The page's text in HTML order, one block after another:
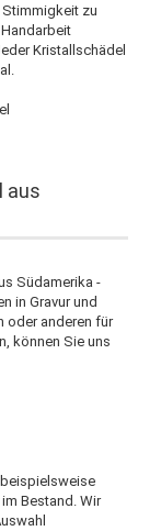
zu
Kristallschädel
aus
Südamerika -
in Gravur und
oder anderen für
können Sie uns
Bestand. Wir